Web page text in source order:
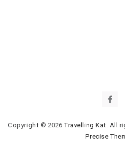
Copyright © 2026Travelling Kat. All
Precise